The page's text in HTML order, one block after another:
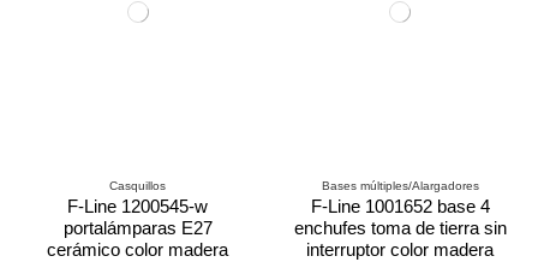
Casquillos
F-Line 1200545-w
portalámparas E27
cerámico color madera
Bases múltiples/Alargadores
F-Line 1001652 base 4
enchufes toma de tierra sin
interruptor color madera